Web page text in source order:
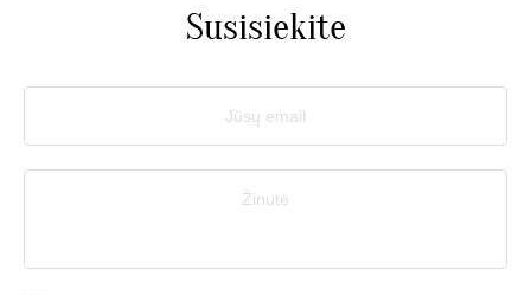
Susisiekite
Jūsų email
Žinutė